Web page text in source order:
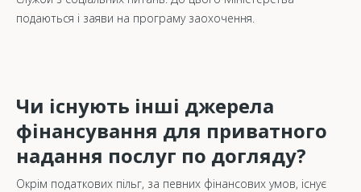
подаються і заяви на програму заохочення.
Чи існують інші джерела
фінансування для приватного
надання послуг по догляду?
Окрім податкових пільг, за певних фінансових умов, існує